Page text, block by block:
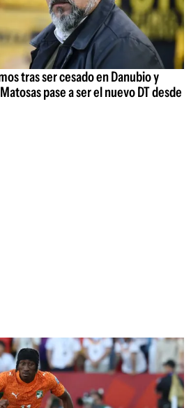
tras ser cesado en Danubio y
pase a ser el nuevo DT desde